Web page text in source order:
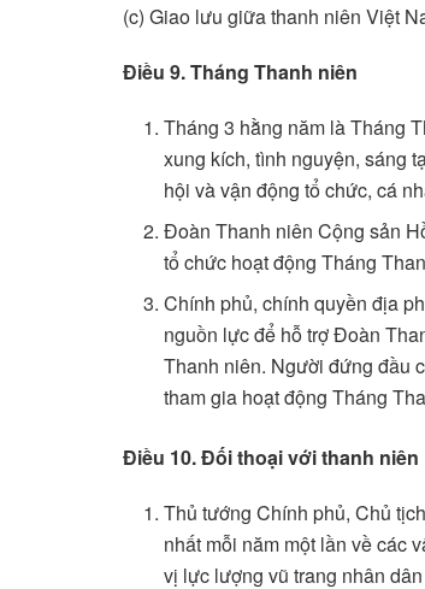
(c) Giao lưu giữa thanh niên Việt
Điều 9. Tháng Thanh niên
Tháng 3 hằng năm là Tháng
xung kích, tình nguyện, sáng
hội và vận động tổ chức, cá
Đoàn Thanh niên Cộng sản
tổ chức hoạt động Tháng
Chính phủ, chính quyền địa
nguồn lực để hỗ trợ Đoàn
Thanh niên. Người đứng đầu
tham gia hoạt động Tháng
Điều 10. Đối thoại với thanh niên
Thủ tướng Chính phủ, Chủ
nhất mỗi năm một lần về các
vị lực lượng vũ trang nhân